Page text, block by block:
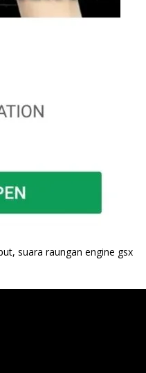
suara raungan engine gsx